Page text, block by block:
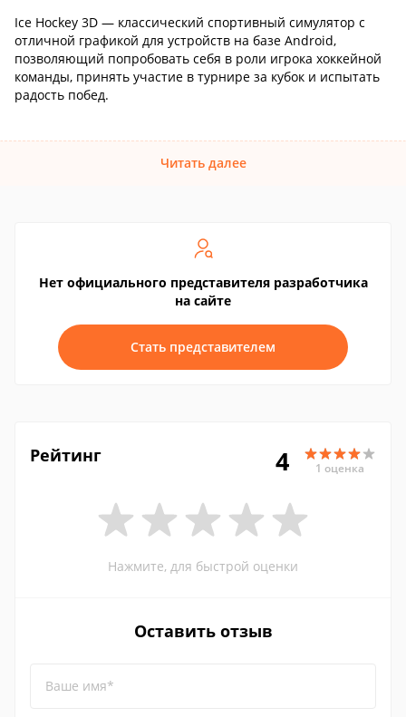
Ice Hockey 3D — классический спортивный симулятор с
отличной графикой для устройств на базе Android,
позволяющий попробовать себя в роли игрока хоккейной
команды, принять участие в турнире за кубок и испытать
радость побед.
Читать далее
Нет официального представителя разработчика
на сайте
Стать представителем
Рейтинг 4 1 оценка
Нажмите, для быстрой оценки
Оставить отзыв
Ваше имя*